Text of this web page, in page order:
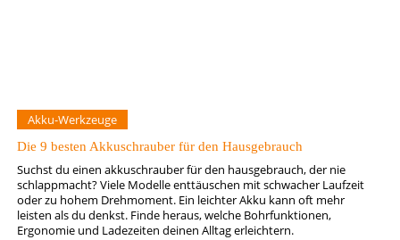
Akku-Werkzeuge
Die 9 besten Akkuschrauber für den Hausgebrauch
Suchst du einen akkuschrauber für den hausgebrauch, der nie
schlappmacht? Viele Modelle enttäuschen mit schwacher Laufzeit
oder zu hohem Drehmoment. Ein leichter Akku kann oft mehr
leisten als du denkst. Finde heraus, welche Bohrfunktionen,
Ergonomie und Ladezeiten deinen Alltag erleichtern.